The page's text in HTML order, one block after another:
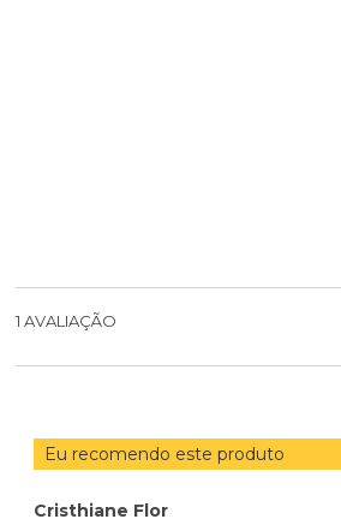
1 AVALIAÇÃO
Eu recomendo este produto
Cristhiane Flor